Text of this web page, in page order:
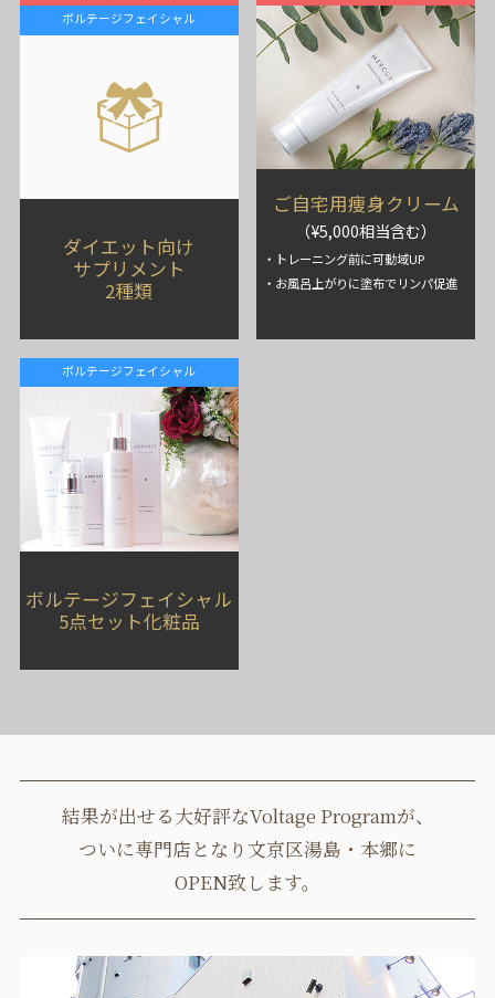
ボルテージフェイシャル
ダイエット向け
サプリメント
2種類
ご自宅用痩身クリーム
（¥5,000相当含む）
・トレーニング前に可動域UP
・お風呂上がりに塗布でリンパ促進
ボルテージフェイシャル
ボルテージフェイシャル
5点セット化粧品
結果が出せる大好評なVoltage Programが、
ついに専門店となり文京区湯島・本郷に
OPEN致します。